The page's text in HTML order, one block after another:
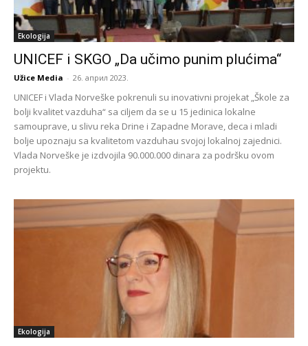
Ekologija
UNICEF i SKGO „Da učimo punim plućima“
Užice Media - 26. април 2023.
UNICEF i Vlada Norveške pokrenuli su inovativni projekat „Škole za
bolji kvalitet vazduha“ sa ciljem da se u 15 jedinica lokalne
samouprave, u slivu reka Drine i Zapadne Morave, deca i mladi
bolje upoznaju sa kvalitetom vazduhau svojoj lokalnoj zajednici.
Vlada Norveške je izdvojila 90.000.000 dinara za podršku ovom
projektu.
Ekologija